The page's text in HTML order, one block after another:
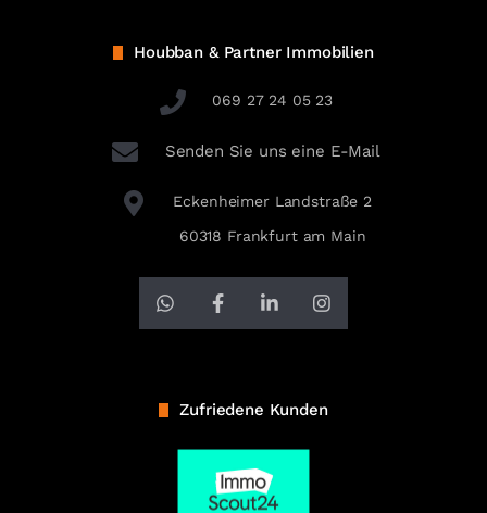
Houbban & Partner Immobilien
069 27 24 05 23
Senden Sie uns eine E-Mail
Eckenheimer Landstraße 2
60318 Frankfurt am Main
Zufriedene Kunden